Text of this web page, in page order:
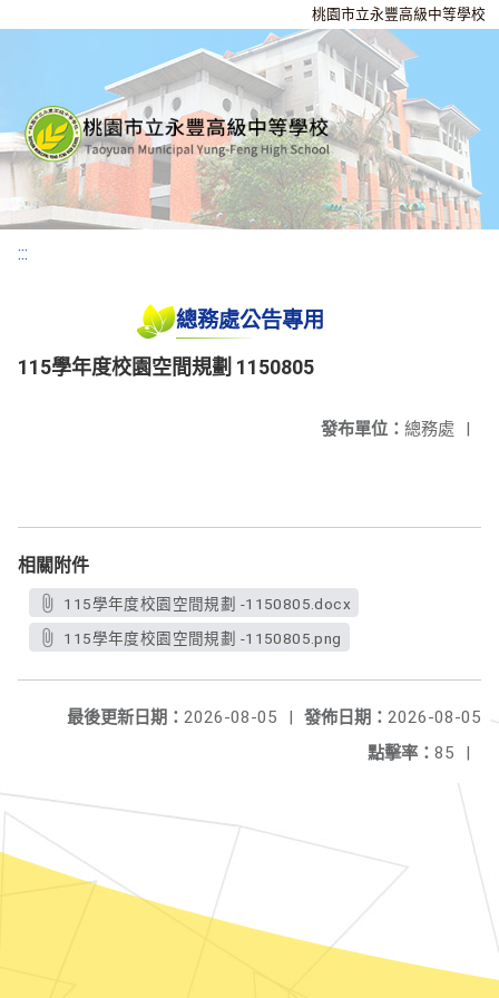
桃園市立永豐高級中等學校
:::
總務處公告專用
115學年度校園空間規劃 1150805
發布單位： 總務處 |
相關附件
115學年度校園空間規劃 -1150805.docx
115學年度校園空間規劃 -1150805.png
發佈日期： 2026-08-05
最後更新日期： 2026-08-05
|
點擊率： 85 |